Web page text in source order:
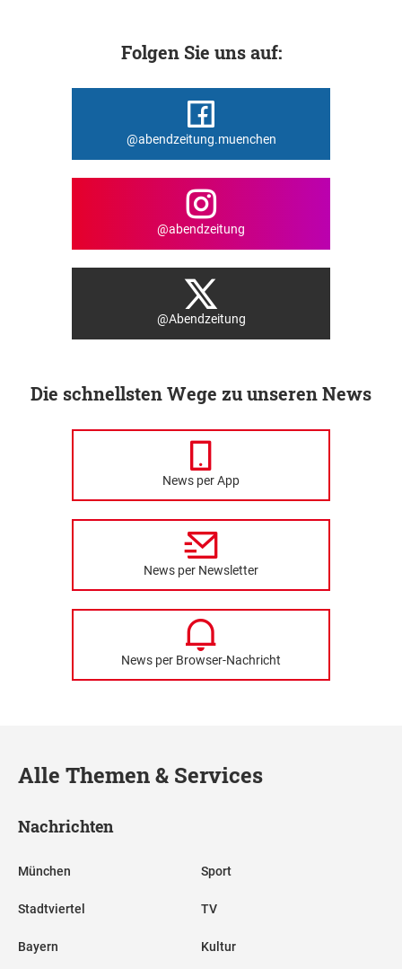
Folgen Sie uns auf:
@abendzeitung.muenchen
@abendzeitung
@Abendzeitung
Die schnellsten Wege zu unseren News
News per App
News per Newsletter
News per Browser-Nachricht
Alle Themen & Services
Nachrichten
München
Stadtviertel
Bayern
Sport
TV
Kultur